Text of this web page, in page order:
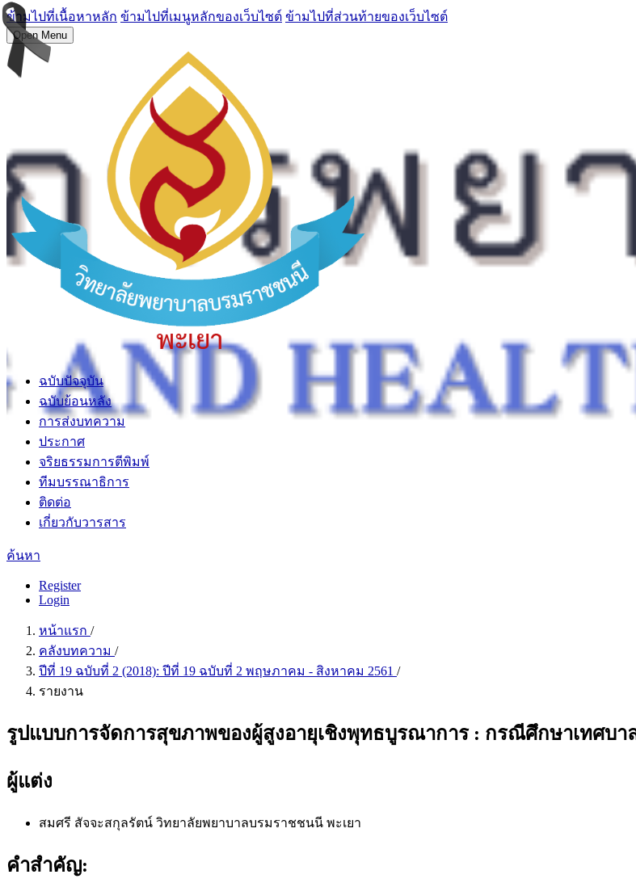
ข้ามไปที่เนื้อหาหลัก ข้ามไปที่เมนูหลักของเว็บไซต์ ข้ามไปที่ส่วนท้ายของเว็บไซต์
Open Menu
ฉบับปัจจุบัน
ฉบับย้อนหลัง
การส่งบทความ
ประกาศ
จริยธรรมการตีพิมพ์
ทีมบรรณาธิการ
ติดต่อ
เกี่ยวกับวารสาร
ค้นหา
Register
Login
หน้าแรก /
คลังบทความ /
ปีที่ 19 ฉบับที่ 2 (2018): ปีที่ 19 ฉบับที่ 2 พฤษภาคม - สิงหาคม 2561 /
รายงาน
รูปแบบการจัดการสุขภาพของผู้สูงอายุเชิงพุทธบูรณาการ : กรณีศึกษาเทศบา
ผู้แต่ง
สมศรี สัจจะสกุลรัตน์ วิทยาลัยพยาบาลบรมราชชนนี พะเยา
คำสำคัญ: